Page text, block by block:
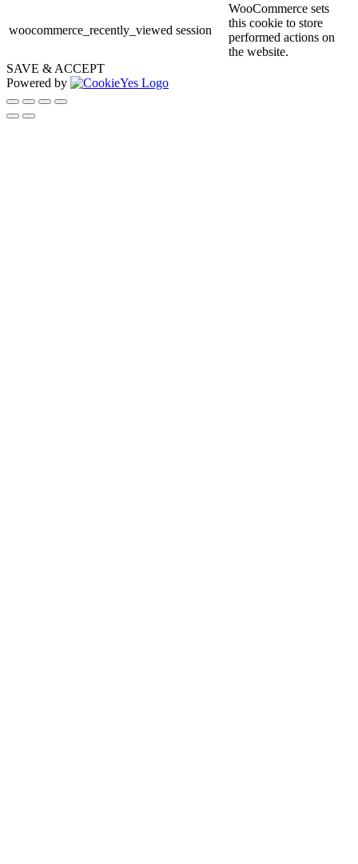
woocommerce_recently_viewed session
WooCommerce sets
this cookie to store
performed actions on
the website.
SAVE & ACCEPT
Powered by